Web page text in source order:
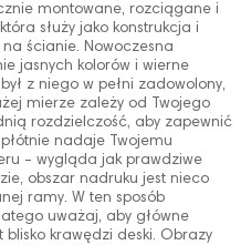
montowane, rozciągane i
służy jako konstrukcja i
ścianie. Nowoczesna
jasnych kolorów i wierne
z niego w pełni zadowolony,
mierze zależy od Twojego
rozdzielczość, aby zapewnić
nadaje Twojemu
- wygląda jak prawdziwe
obszar nadruku jest nieco
ramy. W ten sposób
uważaj, aby główne
blisko krawędzi deski. Obrazy